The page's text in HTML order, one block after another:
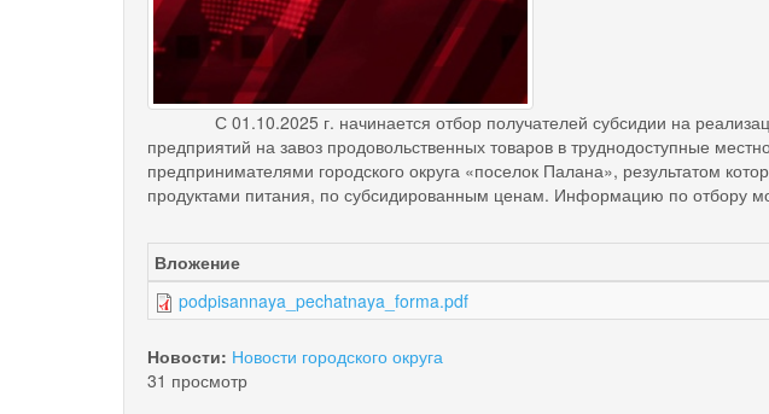
С 01.10.2025 г. начинается отбор получателей субсидии на
предприятий на завоз продовольственных товаров в труднодоступные
предпринимателями городского округа «поселок Палана», результатом
продуктами питания, по субсидированным ценам. Информацию по отбору
Вложение
podpisannaya_pechatnaya_forma.pdf
Новости: Новости городского округа
31 просмотр